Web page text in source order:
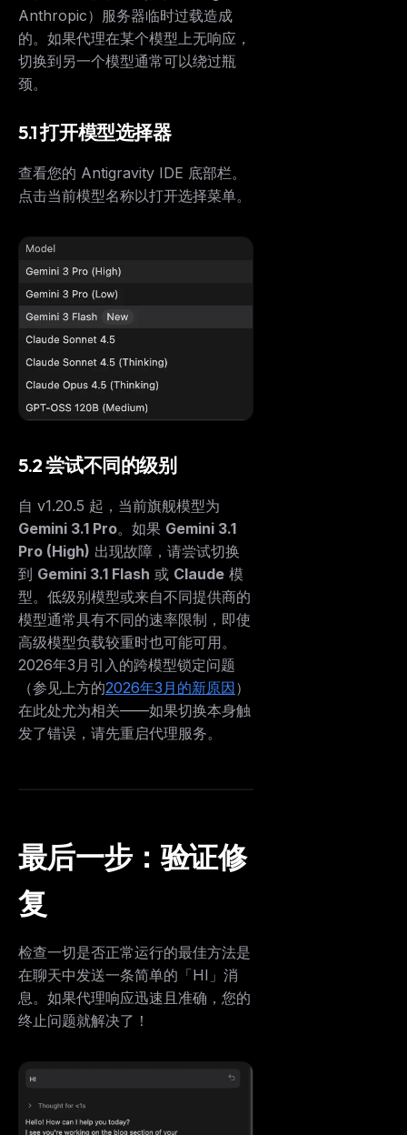
Anthropic）服务器临时过载造成
的。如果代理在某个模型上无响应，
切换到另一个模型通常可以绕过瓶
颈。
5.1 打开模型选择器
查看您的 Antigravity IDE 底部栏。
点击当前模型名称以打开选择菜单。
5.2 尝试不同的级别
自 v1.20.5 起，当前旗舰模型为
Gemini 3.1 Pro。如果 Gemini 3.1
Pro (High) 出现故障，请尝试切换
到 Gemini 3.1 Flash 或 Claude 模
型。低级别模型或来自不同提供商的
模型通常具有不同的速率限制，即使
高级模型负载较重时也可能可用。
2026年3月引入的跨模型锁定问题
（参见上方的2026年3月的新原因）
在此处尤为相关——如果切换本身触
发了错误，请先重启代理服务。
最后一步：验证修
复
检查一切是否正常运行的最佳方法是
在聊天中发送一条简单的「HI」消
息。如果代理响应迅速且准确，您的
终止问题就解决了！